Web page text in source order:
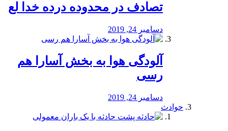
تصادف در محدوده درده خدا لع
دسامبر 24, 2019
آلودگی هوا به بخش آسارا هم
رسی
دسامبر 24, 2019
حوادث